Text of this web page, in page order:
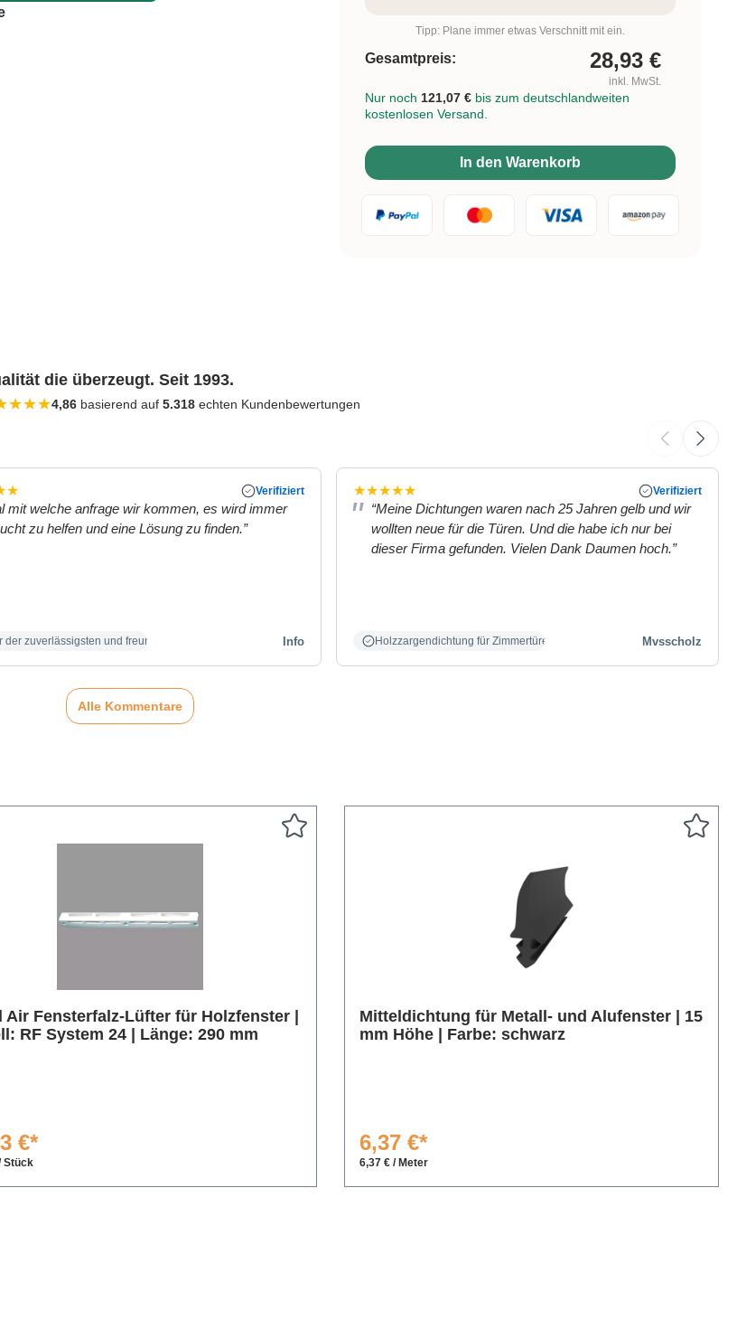
auswählen
Tipp: Plane immer etwas Verschnitt mit ein.
Gesamtpreis: 28,93 €
inkl. MwSt.
Nur noch 121,07 € bis zum deutschlandweiten
kostenlosen Versand.
In den Warenkorb
die überzeugt. Seit 1993.
★★★4,86 basierend auf 5.318 echten Kundenbewertungen
★ Verifiziert
mit welche anfrage wir kommen, es wird immer
zu helfen und eine Lösung zu finden.”
der zuverlässigsten und freundlichsten Partner Info
★★★★★ Verifiziert
“Meine Dichtungen waren nach 25 Jahren gelb und wir
wollten neue für die Türen. Und die habe ich nur bei
dieser Firma gefunden. Vielen Dank Daumen hoch.”
Holzzargendichtung für Zimmertüren weiß. Mvsscholz
Alle Kommentare
Air Fensterfalz-Lüfter für Holzfenster |
RF System 24 | Länge: 290 mm
€*
Stück
Mitteldichtung für Metall- und Alufenster | 15
mm Höhe | Farbe: schwarz
6,37 €*
6,37 € / Meter